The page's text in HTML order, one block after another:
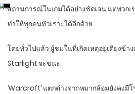
สถานการณ์ในเกมได้อย่างชัดเจน แต่พวกเ
ทำให้ทุกคนหัวเราะได้อีกด้วย
โดยทั่วไปแล้ว ผู้ชมในที่เกิดเหตุอยู่เคียงข้า
Starlight จะชนะ
‘Warcraft’ แตกต่างจากหมากล้อมยังคงมี